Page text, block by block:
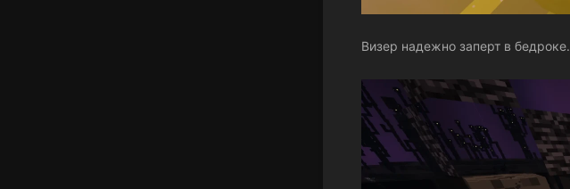
Визер надежно заперт в бедроке.